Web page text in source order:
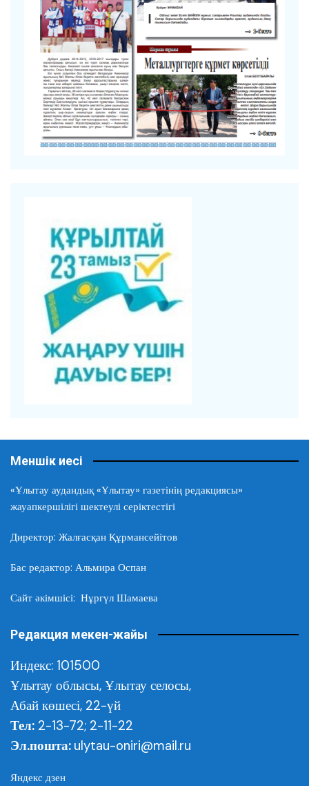
Меншік иесі
«Ұлытау аудандық «Ұлытау» газетінің редакциясы»
жауапкершілігі шектеулі серіктестігі
Директор: Жалғасқан Құрмансейітов
Бас редактор: Альмира Оспан
Сайт әкімшісі: Нұргүл Шамаева
Редакция мекен-жайы
Индекс: 101500
Ұлытау облысы, Ұлытау селосы,
Абай көшесі, 22-үй
Тел: 2-13-72; 2-11-22
Эл.пошта: ulytau-oniri@mail.ru
Яндекс дзен